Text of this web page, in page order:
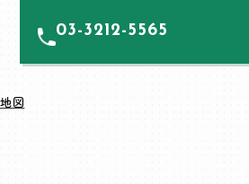
03-3212-5565
地図